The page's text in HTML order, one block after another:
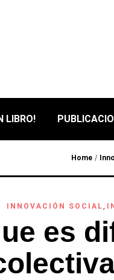
LIBRO!
Home /
INNOVACIÓN SOCIAL,
es